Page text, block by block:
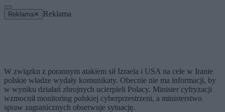
Reklama ✕ Reklama
W związku z porannym atakiem sił Izraela i USA na cele w Iranie
polskie władze wydały komunikaty. Obecnie nie ma informacji, by
w wyniku działań zbrojnych ucierpieli Polacy. Minister cyfryzacji
wzmocnił monitoring polskiej cyberprzestrzeni, a ministerstwo
spraw zagranicznych obserwuje sytuację.